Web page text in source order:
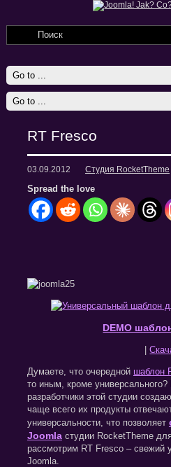
RT Fresco
03.09.2012 Студия RocketTheme
Spread the love
DEMO
|
Думаете, что очередной шаблон
то иным, кроме
разработчики этой студии
чаще всего их продукты
универсальности, что позволяет
Joomlaстудии RocketTheme
рассмотрим RT Fresco – свежий
Joomla.